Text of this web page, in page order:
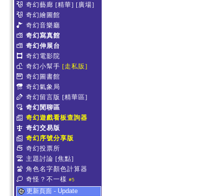
奇幻藝廊 [精華] [廣場]
奇幻繪圖館
奇幻音樂廳
奇幻寫真館
奇幻伸展台
奇幻電影院
奇幻小幫手 [走私販]
奇幻圖書館
奇幻氣象局
奇幻留言版 [精華區]
奇幻閒聊區
奇幻遊戲看板查詢器
奇幻交易版
奇幻序號分享版
奇幻投票所
主題討論 [焦點]
角色名字顏色計算器
奇怪？不一樣 #5
更新頁面 - Update